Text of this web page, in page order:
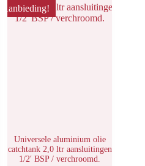
Aanbieding!
Universele aluminium olie
catchtank 2,0 ltr aansluitingen
1/2′ BSP / verchroomd.